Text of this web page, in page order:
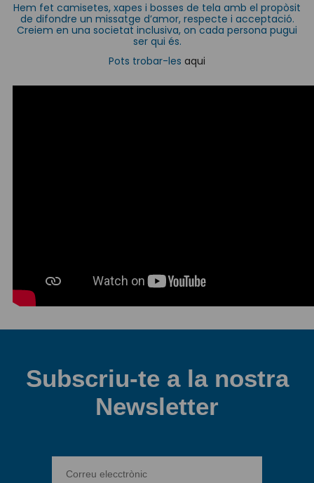
Hem fet camisetes, xapes i bosses de tela amb el propòsit
de difondre un missatge d’amor, respecte i acceptació.
Creiem en una societat inclusiva, on cada persona pugui
ser qui és.
Pots trobar-les aqui
Subscriu-te a la nostra
Newsletter